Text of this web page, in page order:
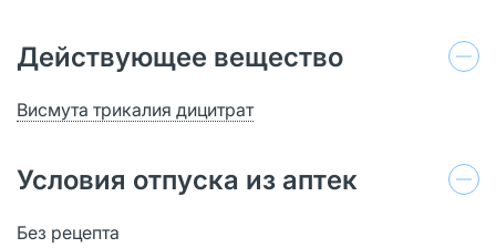
Действующее вещество
Висмута трикалия дицитрат
Условия отпуска из аптек
Без рецепта